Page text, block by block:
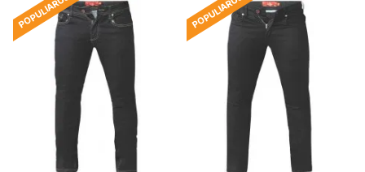
POPULIARUS! POPULIARUS!